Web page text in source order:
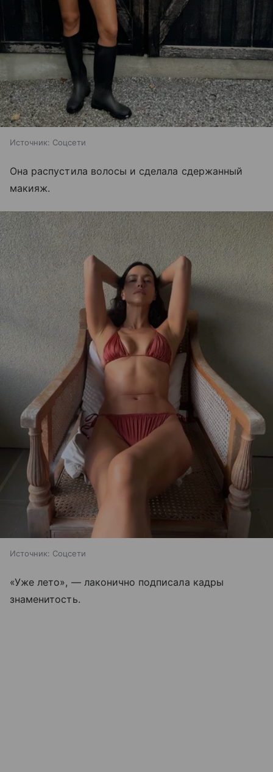
Источник: Соцсети
Она распустила волосы и сделала сдержанный
макияж.
Источник: Соцсети
«Уже лето», — лаконично подписала кадры
знаменитость.